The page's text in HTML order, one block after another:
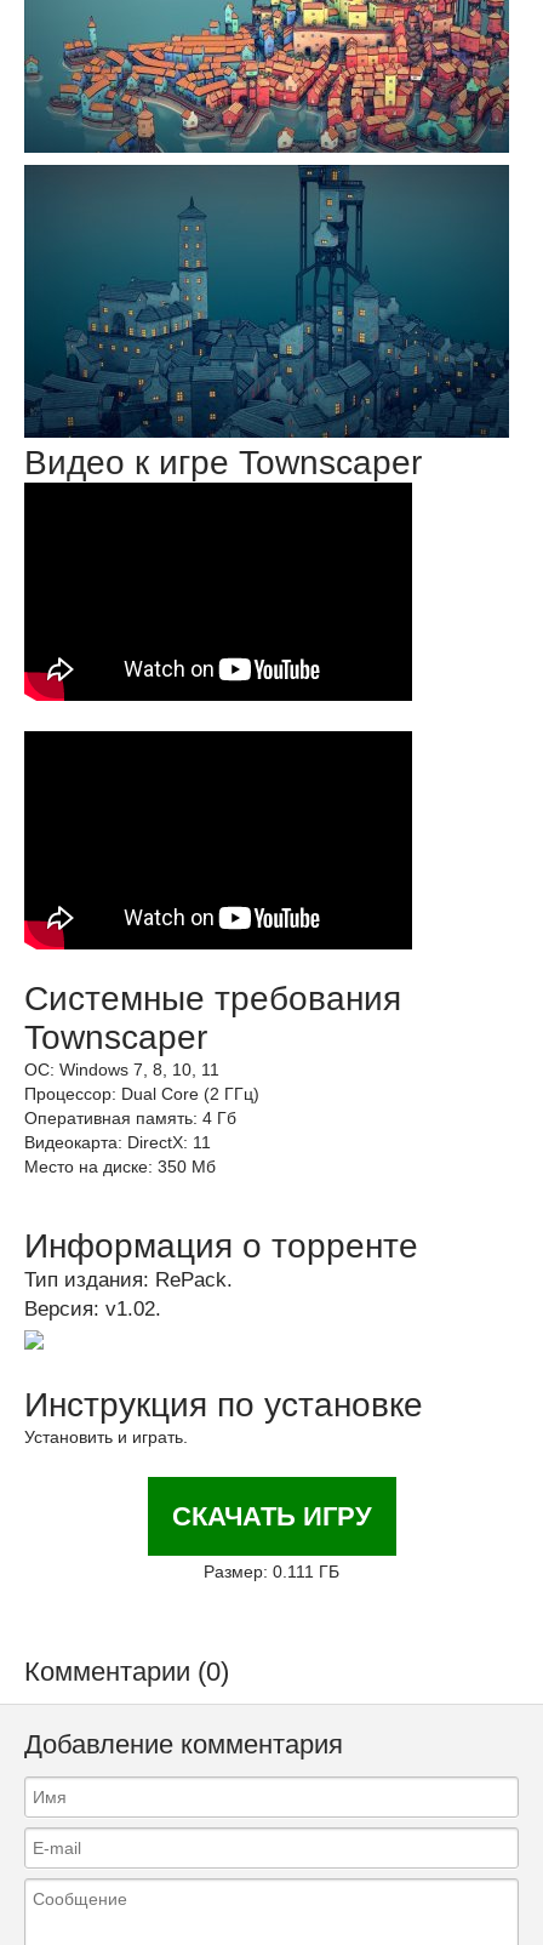
Видео к игре Townscaper
Системные требования
Townscaper
ОС: Windows 7, 8, 10, 11
Процессор: Dual Core (2 ГГц)
Оперативная память: 4 Гб
Видеокарта: DirectX: 11
Место на диске: 350 Мб
Информация о торренте
Тип издания: RePack.
Версия: v1.02.
Инструкция по установке
Установить и играть.
СКАЧАТЬ ИГРУ
Размер: 0.111 ГБ
Комментарии (0)
Добавление комментария